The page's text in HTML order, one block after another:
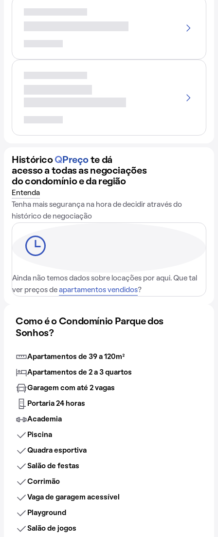
Histórico QPreço te dá
acesso a todas as negociações
do condomínio e da região
Entenda
Tenha mais segurança na hora de decidir através do
histórico de negociação
Ainda não temos dados sobre locações por aqui. Que tal
ver preços de apartamentos vendidos?
Como é o Condomínio Parque dos
Sonhos?
Apartamentos de 39 a 120m²
Apartamentos de 2 a 3 quartos
Garagem com até 2 vagas
Portaria 24 horas
Academia
Piscina
Quadra esportiva
Salão de festas
Corrimão
Vaga de garagem acessível
Playground
Salão de jogos